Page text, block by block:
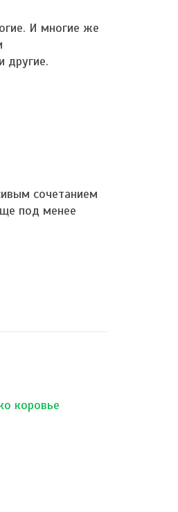
И многие же
другие.
сочетанием
под менее
коровье